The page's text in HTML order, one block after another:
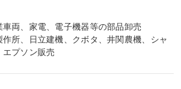
両、家電、電子機器等の部品卸売
作所、日立建機、クボタ、井関農機、シャ
プソン販売